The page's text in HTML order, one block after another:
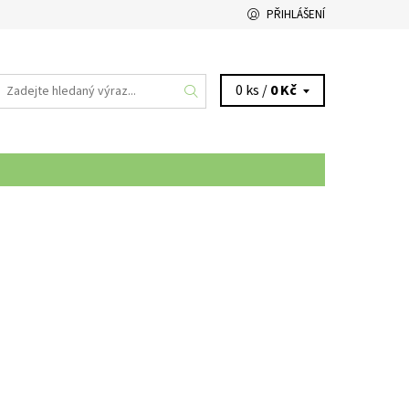
PŘIHLÁŠENÍ
0 ks /0 Kč